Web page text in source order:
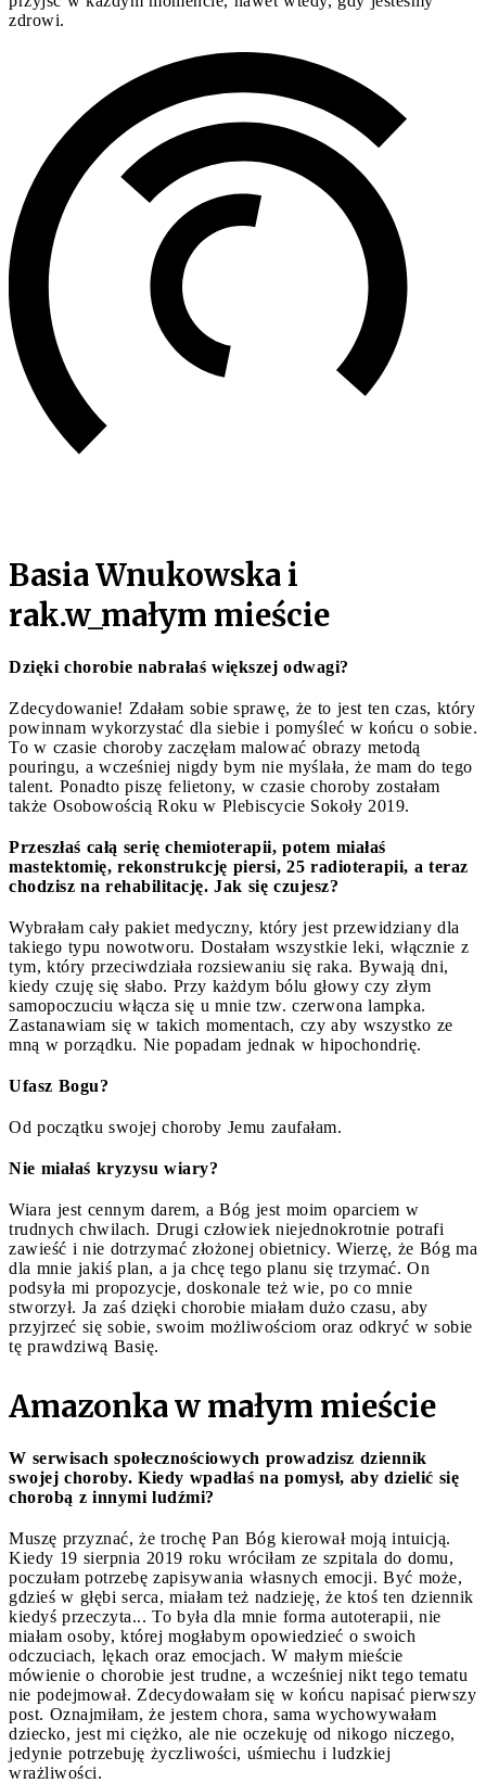
zdrowi.
Basia Wnukowska i
rak.w_małym mieście
Dzięki chorobie nabrałaś większej odwagi?
Zdecydowanie! Zdałam sobie sprawę, że to jest ten czas, który
powinnam wykorzystać dla siebie i pomyśleć w końcu o sobie.
To w czasie choroby zaczęłam malować obrazy metodą
pouringu, a wcześniej nigdy bym nie myślała, że mam do tego
talent. Ponadto piszę felietony, w czasie choroby zostałam
także Osobowością Roku w Plebiscycie Sokoły 2019.
Przeszłaś całą serię chemioterapii, potem miałaś
mastektomię, rekonstrukcję piersi, 25 radioterapii, a teraz
chodzisz na rehabilitację. Jak się czujesz?
Wybrałam cały pakiet medyczny, który jest przewidziany dla
takiego typu nowotworu. Dostałam wszystkie leki, włącznie z
tym, który przeciwdziała rozsiewaniu się raka. Bywają dni,
kiedy czuję się słabo. Przy każdym bólu głowy czy złym
samopoczuciu włącza się u mnie tzw. czerwona lampka.
Zastanawiam się w takich momentach, czy aby wszystko ze
mną w porządku. Nie popadam jednak w hipochondrię.
Ufasz Bogu?
Od początku swojej choroby Jemu zaufałam.
Nie miałaś kryzysu wiary?
Wiara jest cennym darem, a Bóg jest moim oparciem w
trudnych chwilach. Drugi człowiek niejednokrotnie potrafi
zawieść i nie dotrzymać złożonej obietnicy. Wierzę, że Bóg ma
dla mnie jakiś plan, a ja chcę tego planu się trzymać. On
podsyła mi propozycje, doskonale też wie, po co mnie
stworzył. Ja zaś dzięki chorobie miałam dużo czasu, aby
przyjrzeć się sobie, swoim możliwościom oraz odkryć w sobie
tę prawdziwą Basię.
Amazonka w małym mieście
W serwisach społecznościowych prowadzisz dziennik
swojej choroby. Kiedy wpadłaś na pomysł, aby dzielić się
chorobą z innymi ludźmi?
Muszę przyznać, że trochę Pan Bóg kierował moją intuicją.
Kiedy 19 sierpnia 2019 roku wróciłam ze szpitala do domu,
poczułam potrzebę zapisywania własnych emocji. Być może,
gdzieś w głębi serca, miałam też nadzieję, że ktoś ten dziennik
kiedyś przeczyta... To była dla mnie forma autoterapii, nie
miałam osoby, której mogłabym opowiedzieć o swoich
odczuciach, lękach oraz emocjach. W małym mieście
mówienie o chorobie jest trudne, a wcześniej nikt tego tematu
nie podejmował. Zdecydowałam się w końcu napisać pierwszy
post. Oznajmiłam, że jestem chora, sama wychowywałam
dziecko, jest mi ciężko, ale nie oczekuję od nikogo niczego,
jedynie potrzebuję życzliwości, uśmiechu i ludzkiej
wrażliwości.